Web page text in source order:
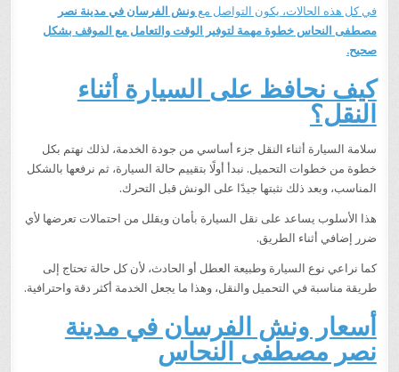
في كل هذه الحالات، يكون التواصل معونش الفرسان في مدينة نصر
مصطفى النحاس خطوة مهمة لتوفير الوقت والتعامل مع الموقف بشكل
صحيح.
كيف نحافظ على السيارة أثناء
النقل؟
سلامة السيارة أثناء النقل جزء أساسي من جودة الخدمة، لذلك نهتم بكل
خطوة من خطوات التحميل. نبدأ أولًا بتقييم حالة السيارة، ثم نرفعها بالشكل
المناسب، وبعد ذلك نثبتها جيدًا على الونش قبل التحرك.
هذا الأسلوب يساعد على نقل السيارة بأمان ويقلل من احتمالات تعرضها لأي
ضرر إضافي أثناء الطريق.
كما نراعي نوع السيارة وطبيعة العطل أو الحادث، لأن كل حالة تحتاج إلى
طريقة مناسبة في التحميل والنقل، وهذا ما يجعل الخدمة أكثر دقة واحترافية.
أسعار ونش الفرسان في مدينة
نصر مصطفى النحاس